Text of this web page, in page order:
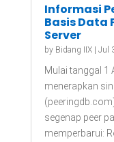
Informasi
Basis Data
Server
by Bidang IIX| Jul
Mulai tanggal 1
menerapkan
segenap peer
memperbarui: